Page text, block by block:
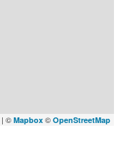
| © Mapbox © OpenStreetMap